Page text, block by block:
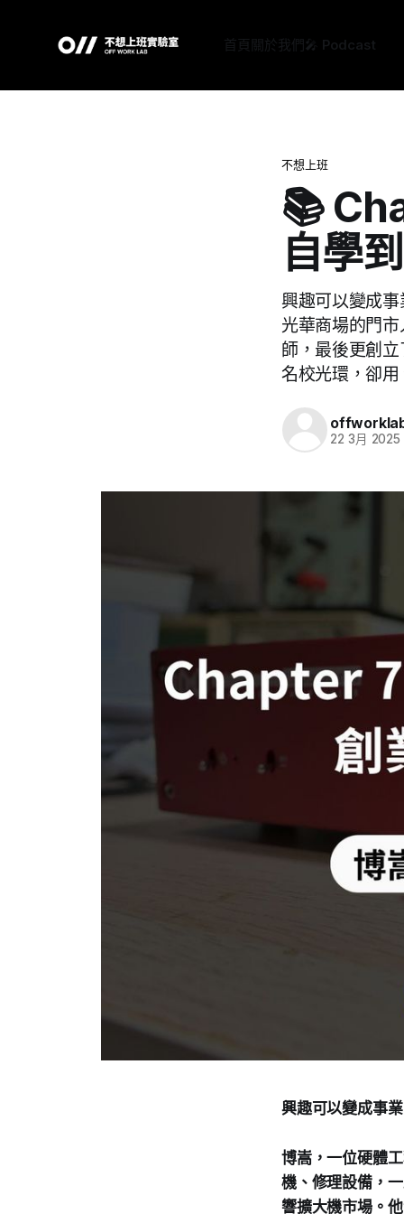
首頁 關於我們 🎤 Podcast
不想上班
📚
自學
興趣可以變成
光華商場的門
師，最後更創
名校光環，卻
22 3月 2025
興趣可以變成事
博嵩，一位硬體
機、修理設備，
響擴大機市場。